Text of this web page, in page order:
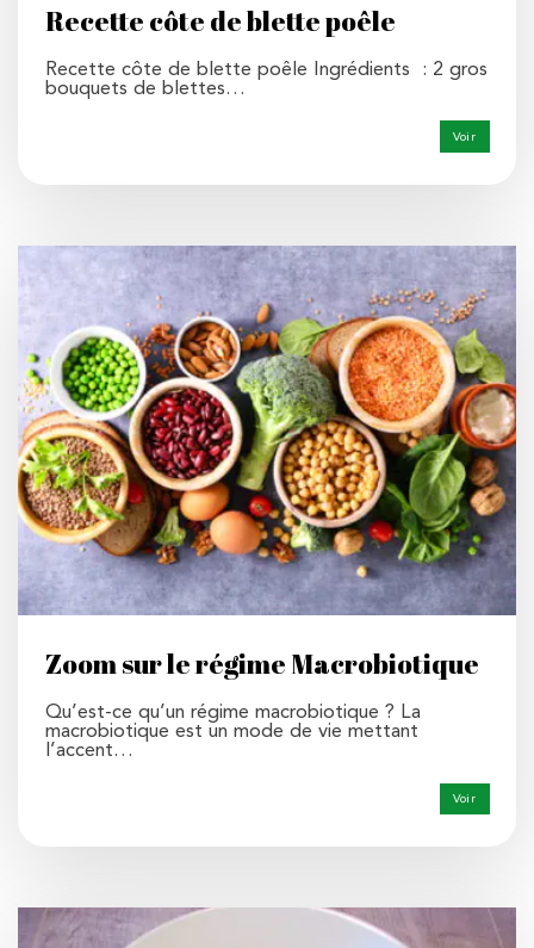
Recette côte de blette poêle
Recette côte de blette poêle Ingrédients : 2 gros
bouquets de blettes…
Voir
Zoom sur le régime Macrobiotique
Qu’est-ce qu’un régime macrobiotique ? La
macrobiotique est un mode de vie mettant
l’accent…
Voir